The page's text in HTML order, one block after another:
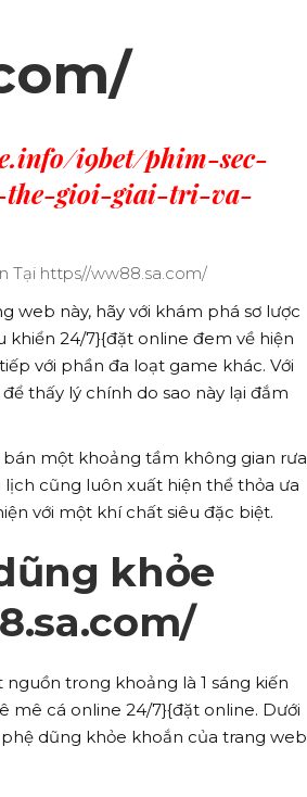
i9bet/phim-sec-
the-gioi-giai-tri-va-
web này, hãy với khám phá sơ lược
24/7}{đặt online đem về hiện
với phần đa loạt game khác. Với
thấy lý chính do sao này lại đắm
một khoảng tầm không gian rưa
cũng luôn xuất hiện thể thỏa ưa
với một khí chất siêu đặc biệt.
khỏe
trong khoảng là 1 sáng kiến
mê cá online 24/7}{đặt online. Dưới
dũng khỏe khoắn của trang web